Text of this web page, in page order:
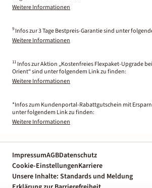
Weitere Informationen
9 Infos zur 3 Tage Bestpreis-Garantie sind unter
Weitere Informationen
11 Infos zur Aktion „Kostenfreies Flexpaket-Upgrade
Orient“ sind unter folgendem Link zu finden:
Weitere Informationen
*Infos zum Kundenportal-Rabattgutschein mit
unter folgendem Link zu finden:
Weitere Informationen
ImpressumAGBDatenschutz
Cookie-EinstellungenKarriere
Unsere Inhalte: Standards und Meldung